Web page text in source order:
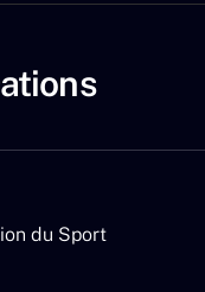
du Sport